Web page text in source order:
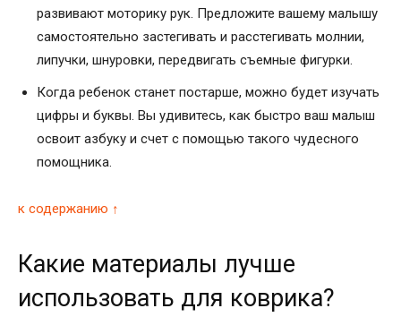
развивают моторику рук. Предложите вашему малышу
самостоятельно застегивать и расстегивать молнии,
липучки, шнуровки, передвигать съемные фигурки.
Когда ребенок станет постарше, можно будет изучать
цифры и буквы. Вы удивитесь, как быстро ваш малыш
освоит азбуку и счет с помощью такого чудесного
помощника.
к содержанию ↑
Какие материалы лучше
использовать для коврика?